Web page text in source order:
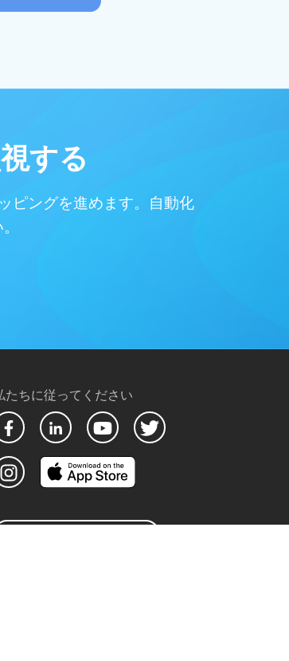
する
ピングを進めます。自動化
たちに従ってください